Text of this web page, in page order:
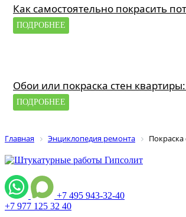
Как самостоятельно покрасить
ПОДРОБНЕЕ
Обои или покраска стен
ПОДРОБНЕЕ
Главная Энциклопедия ремонта
+7 495 943-32-40
+7 977 125 32 40